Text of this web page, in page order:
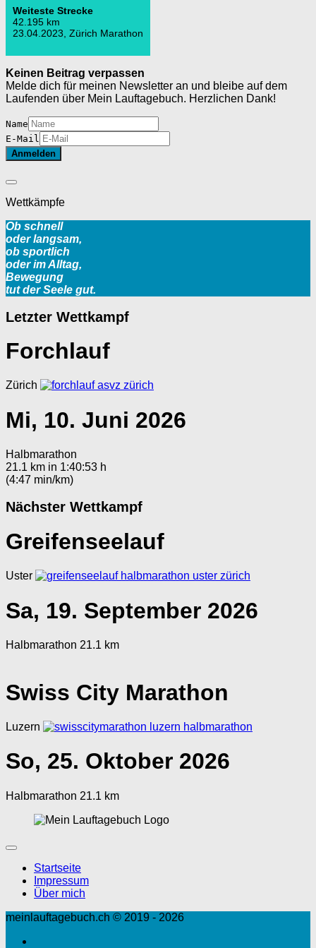
Weiteste Strecke
42.195 km
23.04.2023, Zürich Marathon
Keinen Beitrag verpassen
Melde dich für meinen Newsletter an und bleibe auf dem
Laufenden über Mein Lauftagebuch. Herzlichen Dank!
Name
E-Mail
Wettkämpfe
Ob schnell
oder langsam,
ob sportlich
oder im Alltag,
Bewegung
tut der Seele gut.
Letzter Wettkampf
Forchlauf
Zürich
Mi, 10. Juni 2026
Halbmarathon
21.1 km in 1:40:53 h
(4:47 min/km)
Nächster Wettkampf
Greifenseelauf
Uster
Sa, 19. September 2026
Halbmarathon 21.1 km
Swiss City Marathon
Luzern
So, 25. Oktober 2026
Halbmarathon 21.1 km
Startseite
Impressum
Über mich
meinlauftagebuch.ch © 2019 - 2026